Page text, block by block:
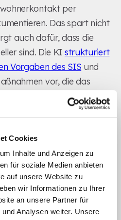
Cookies
Inhalte und Anzeigen zu
für soziale Medien anbieten
auf unsere Website zu
wir Informationen zu Ihrer
an unsere Partner für
Analysen weiter. Unsere
per
Das spart nicht
auch dafür, dass die
sind. Die KI strukturiert
Vorgaben des SIS und
vor, die das
überprüft.
oder diese
[5]. Zusätzlich können
Situationen erstellt
der
während der
vollständigen Erfassung